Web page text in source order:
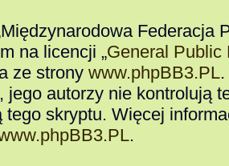
Federacja
na licencji „General Public
ze strony www.phpBB3.PL
jego autorzy nie kontrolują
tego skryptu. Więcej
.